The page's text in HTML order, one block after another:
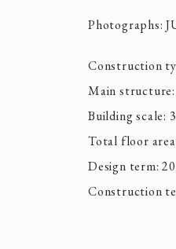
Photographs:
Construction
Main
Building scale:
Total floor
Design term:
Construction